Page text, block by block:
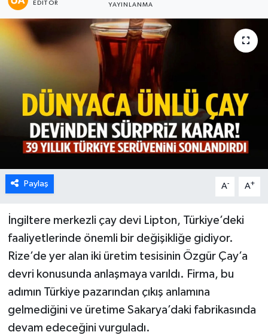
EDITÖR YAYINLANMA
Paylaş A- A+
İngiltere merkezli çay devi Lipton, Türkiye’deki
faaliyetlerinde önemli bir değişikliğe gidiyor.
Rize’de yer alan iki üretim tesisinin Özgür Çay’a
devri konusunda anlaşmaya varıldı. Firma, bu
adımın Türkiye pazarından çıkış anlamına
gelmediğini ve üretime Sakarya’daki fabrikasında
devam edeceğini vurguladı.
Karabük
Ulusal